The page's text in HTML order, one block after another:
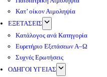
Κατ’ οίκον Αιμοληψία
ΕΞΕΤΑΣΕΙΣ
Κατάλογος ανά Κατηγορία
Ευρετήριο Εξετάσεων Α–Ω
Συχνές Ερωτήσεις
ΟΔΗΓΟΙ ΥΓΕΙΑΣ